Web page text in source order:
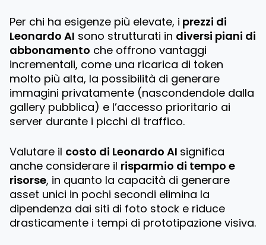
Per chi ha esigenze più elevate, i prezzi di
Leonardo AI sono strutturati in diversi piani di
abbonamento che offrono vantaggi
incrementali, come una ricarica di token
molto più alta, la possibilità di generare
immagini privatamente (nascondendole dalla
gallery pubblica) e l’accesso prioritario ai
server durante i picchi di traffico.
Valutare il costo di Leonardo AI significa
anche considerare il risparmio di tempo e
risorse, in quanto la capacità di generare
asset unici in pochi secondi elimina la
dipendenza dai siti di foto stock e riduce
drasticamente i tempi di prototipazione visiva.